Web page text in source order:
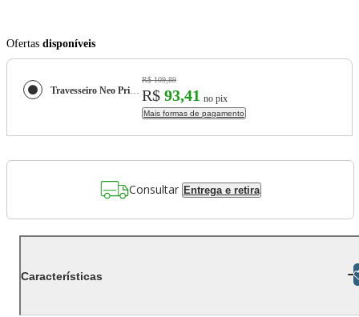
Ofertas disponíveis
Travesseiro Neo Prime - Camesa
R$ 109,89
R$ 93,41 no pix
Mais formas de pagamento
Consultar Entrega e retira
Características